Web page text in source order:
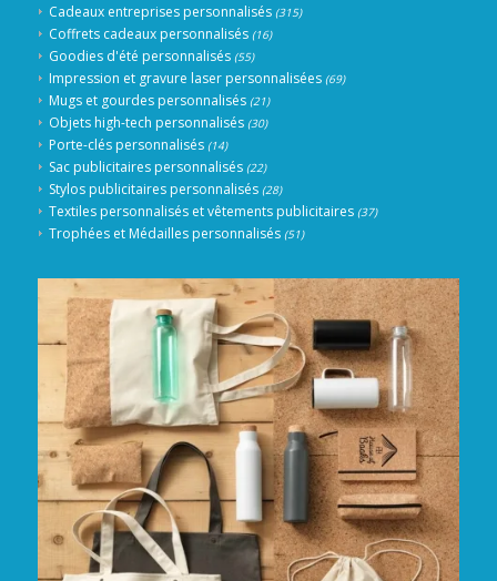
Cadeaux entreprises personnalisés (315)
Coffrets cadeaux personnalisés (16)
Goodies d'été personnalisés (55)
Impression et gravure laser personnalisées (69)
Mugs et gourdes personnalisés (21)
Objets high-tech personnalisés (30)
Porte-clés personnalisés (14)
Sac publicitaires personnalisés (22)
Stylos publicitaires personnalisés (28)
Textiles personnalisés et vêtements publicitaires (37)
Trophées et Médailles personnalisés (51)